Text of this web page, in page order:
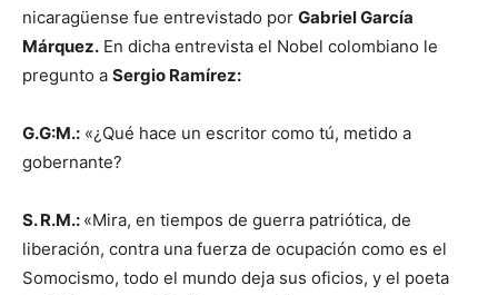
nicaragüense fue entrevistado por Gabriel García
Márquez. En dicha entrevista el Nobel colombiano le
pregunto a Sergio Ramírez:
G.G:M.: «¿Qué hace un escritor como tú, metido a
gobernante?
S. R.M.: «Mira, en tiempos de guerra patriótica, de
liberación, contra una fuerza de ocupación como es el
Somocismo, todo el mundo deja sus oficios, y el poeta